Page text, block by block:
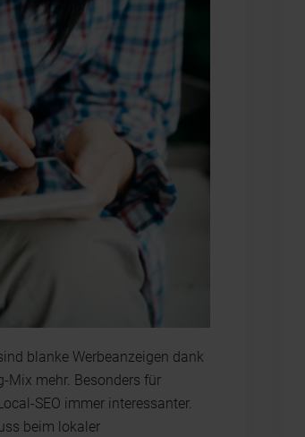
blanke Werbeanzeigen dank
mehr. Besonders für
SEO immer interessanter.
beim lokaler